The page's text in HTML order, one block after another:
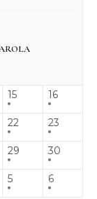
15 16
22 23
29 30
5 6